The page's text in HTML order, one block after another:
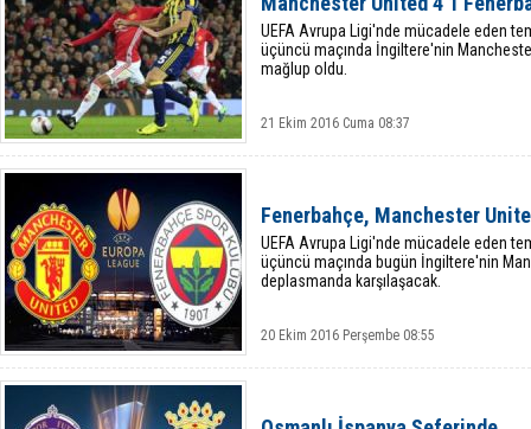
UEFA Avrupa Ligi'nde mücadele eden
üçüncü maçında İngiltere'nin
mağlup oldu.
21 Ekim 2016 Cuma 08:37
Fenerbahçe, Manchester
UEFA Avrupa Ligi'nde mücadele eden
üçüncü maçında bugün İngiltere'nin
deplasmanda karşılaşacak.
20 Ekim 2016 Perşembe 08:55